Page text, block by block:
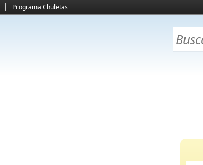
Programa Chuletas